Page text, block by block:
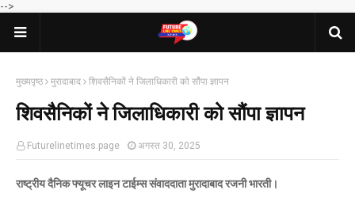
-->
मुख्यपृष्ठ मुरादाबाद शिवसैनिकों ने जिलाधिकारी को सौंपा ज्ञापन
शिवसैनिकों ने जिलाधिकारी को सौंपा ज्ञापन
Futurelinetimes.page अगस्त 30, 2025
राष्ट्रीय दैनिक फ्यूचर लाइन टाईम्स संवाददाता मुरादाबाद रजनी भारती।